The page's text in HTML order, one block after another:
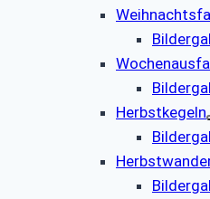
Herbstkegeln